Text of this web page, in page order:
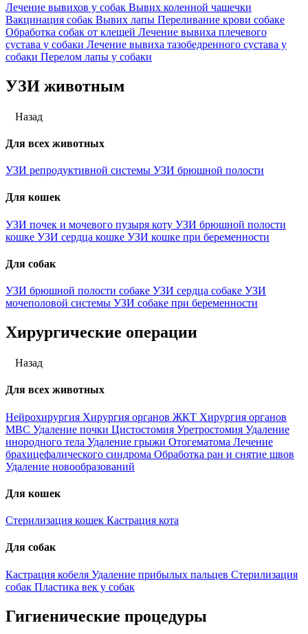
Лечение вывихов у собак Вывих коленной чашечки
Вакцинация собак Вывих лапы Переливание крови собаке
Обработка собак от клещей Лечение вывиха плечевого
сустава у собаки Лечение вывиха тазобедренного сустава у
собаки Перелом лапы у собаки
УЗИ животным
Назад
Для всех животных
УЗИ репродуктивной системы УЗИ брюшной полости
Для кошек
УЗИ почек и мочевого пузыря коту УЗИ брюшной полости
кошке УЗИ сердца кошке УЗИ кошке при беременности
Для собак
УЗИ брюшной полости собаке УЗИ сердца собаке УЗИ
мочеполовой системы УЗИ собаке при беременности
Хирургические операции
Назад
Для всех животных
Нейрохирургия Хирургия органов ЖКТ Хирургия органов
МВС Удаление почки Цистостомия Уретростомия Удаление
инородного тела Удаление грыжи Отогематома Лечение
брахицефалического синдрома Обработка ран и снятие швов
Удаление новообразований
Для кошек
Стерилизация кошек Кастрация кота
Для собак
Кастрация кобеля Удаление прибылых пальцев Стерилизация
собак Пластика век у собак
Гигиенические процедуры